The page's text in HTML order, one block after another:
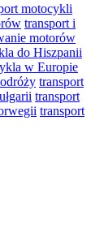
motocykli
transport i
motorów
do Hiszpanii
w Europie
transport
transport
transport